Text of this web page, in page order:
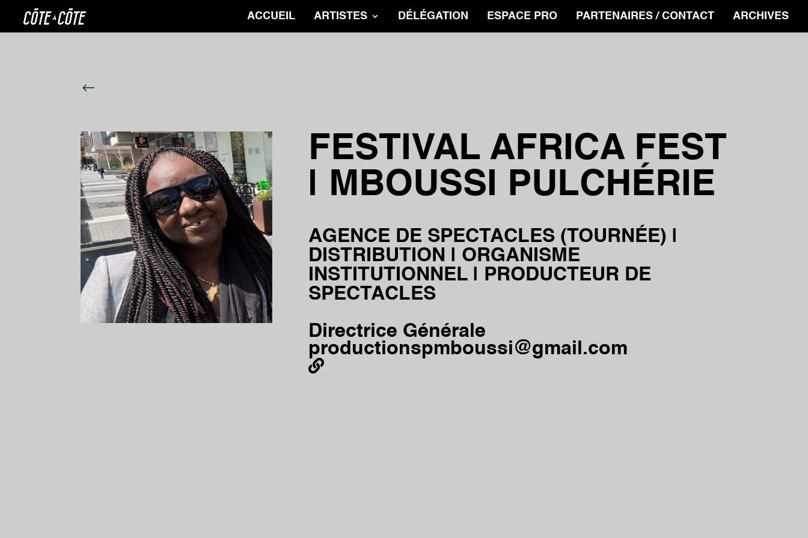
ACCUEIL ARTISTES DÉLÉGATION ESPACE PRO PARTENAIRES / CONTACT ARCHIVES
#
FESTIVAL AFRICA FEST
| MBOUSSI PULCHÉRIE
AGENCE DE SPECTACLES (TOURNÉE) |
DISTRIBUTION | ORGANISME
INSTITUTIONNEL | PRODUCTEUR DE
SPECTACLES
Directrice Générale
productionspmboussi@gmail.com
